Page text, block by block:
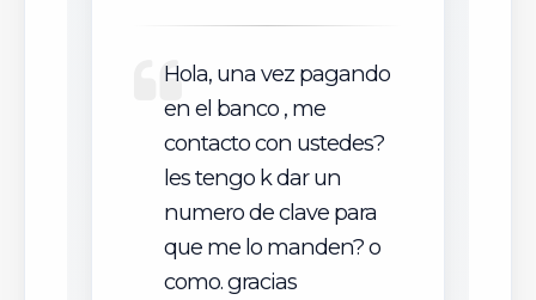
Hola, una vez pagando
en el banco , me
contacto con ustedes?
les tengo k dar un
numero de clave para
que me lo manden? o
como. gracias